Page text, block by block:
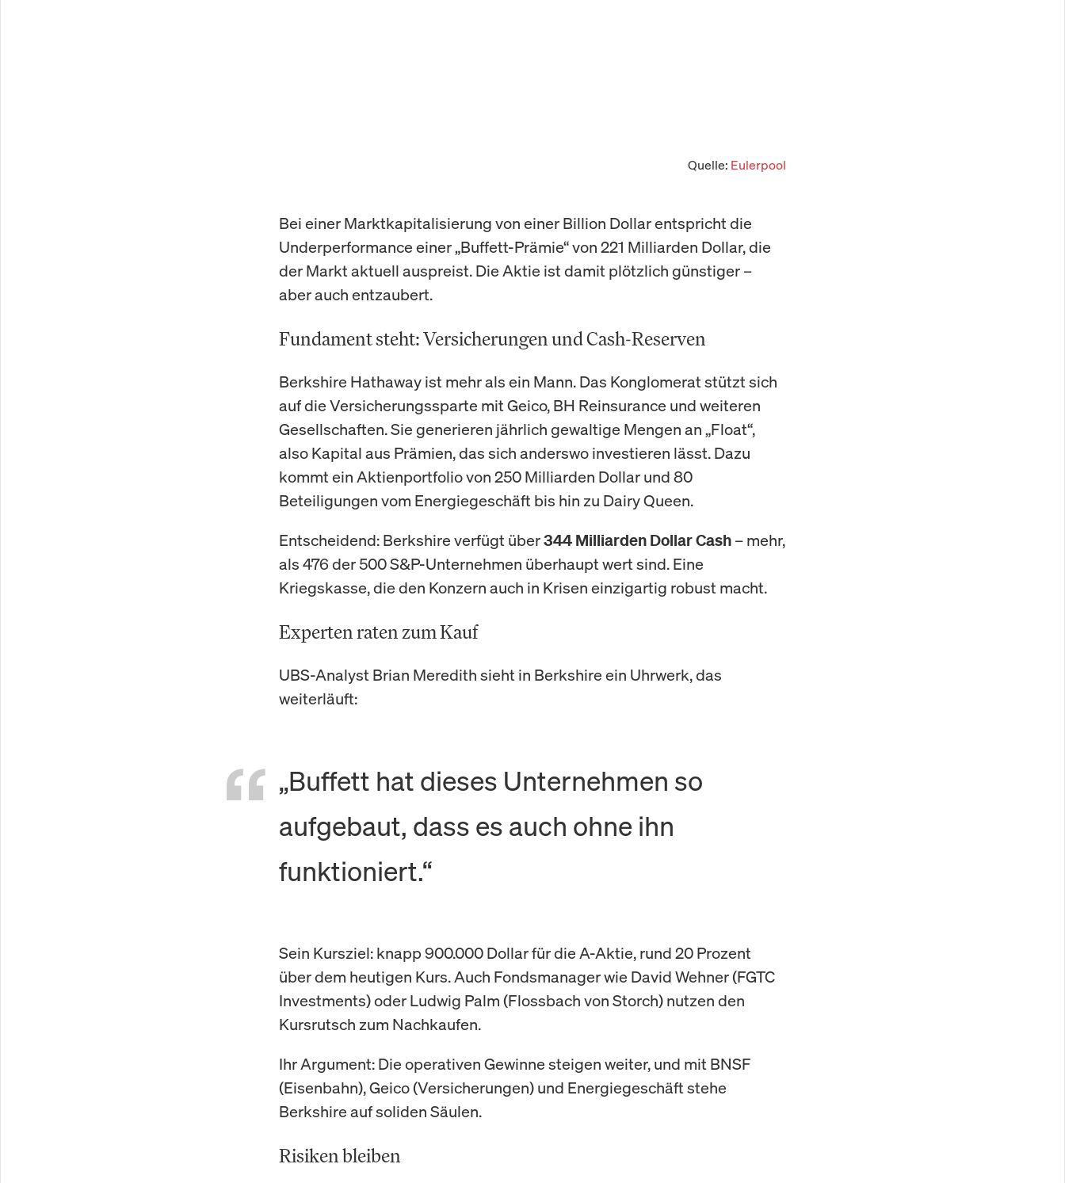
Quelle: Eulerpool
Bei einer Marktkapitalisierung von einer Billion Dollar entspricht die
Underperformance einer „Buffett-Prämie“ von 221 Milliarden Dollar, die
der Markt aktuell auspreist. Die Aktie ist damit plötzlich günstiger –
aber auch entzaubert.
Fundament steht: Versicherungen und Cash-Reserven
Berkshire Hathaway ist mehr als ein Mann. Das Konglomerat stützt sich
auf die Versicherungssparte mit Geico, BH Reinsurance und weiteren
Gesellschaften. Sie generieren jährlich gewaltige Mengen an „Float“,
also Kapital aus Prämien, das sich anderswo investieren lässt. Dazu
kommt ein Aktienportfolio von 250 Milliarden Dollar und 80
Beteiligungen vom Energiegeschäft bis hin zu Dairy Queen.
Entscheidend: Berkshire verfügt über344 Milliarden Dollar Cash – mehr,
als 476 der 500 S&P-Unternehmen überhaupt wert sind. Eine
Kriegskasse, die den Konzern auch in Krisen einzigartig robust macht.
Experten raten zum Kauf
UBS-Analyst Brian Meredith sieht in Berkshire ein Uhrwerk, das
weiterläuft:
„Buffett hat dieses Unternehmen so
aufgebaut, dass es auch ohne ihn
funktioniert.“
Sein Kursziel: knapp 900.000 Dollar für die A-Aktie, rund 20 Prozent
über dem heutigen Kurs. Auch Fondsmanager wie David Wehner (FGTC
Investments) oder Ludwig Palm (Flossbach von Storch) nutzen den
Kursrutsch zum Nachkaufen.
Ihr Argument: Die operativen Gewinne steigen weiter, und mit BNSF
(Eisenbahn), Geico (Versicherungen) und Energiegeschäft stehe
Berkshire auf soliden Säulen.
Risiken bleiben